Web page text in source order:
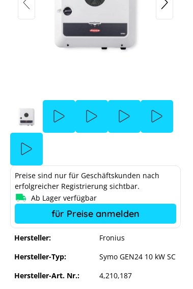
Hersteller:
Fronius
Hersteller-Typ:
Symo GEN24 10 kW SC
Hersteller-Art. Nr.:
4,210,187
Preise sind nur für Geschäftskunden nach
erfolgreicher Registrierung sichtbar.
Ab Lager verfügbar
für Preise anmelden